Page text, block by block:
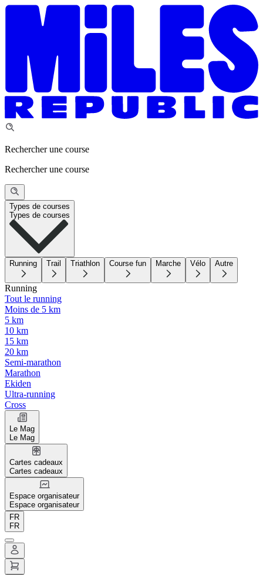
Rechercher une course
Rechercher une course
Types de courses
Types de courses
Running Trail Triathlon Course fun Marche Vélo Autre
Running
Tout le running
Moins de 5 km
5 km
10 km
15 km
20 km
Semi-marathon
Marathon
Ekiden
Ultra-running
Cross
Le Mag
Le Mag
Cartes cadeaux
Cartes cadeaux
Espace organisateur
Espace organisateur
FR
FR